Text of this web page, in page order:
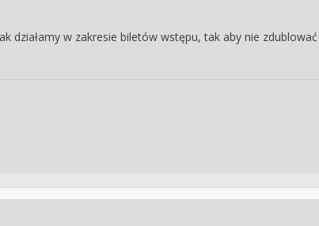
działamy w zakresie biletów wstępu, tak aby nie